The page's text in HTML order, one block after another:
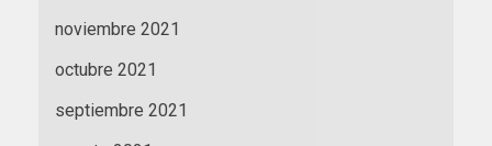
noviembre 2021
octubre 2021
septiembre 2021